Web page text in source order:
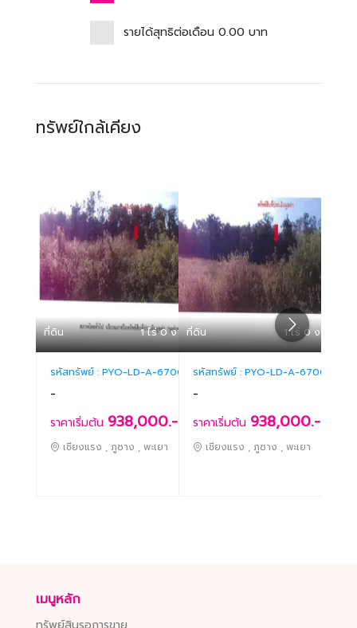
รายได้สุทธิต่อเดือน 0.00 บาท
ทรัพย์ใกล้เคียง
ที่ดิน 1 ไร่ 0 งาน 86 ตร.ว
รหัสทรัพย์ : PYO-LD-A-670004
-
ราคาเริ่มต้น 938,000.-
เชียงแรง , ภูซาง , พะเยา
ที่ดิน 1 ไร่ 0 งาน 85
รหัสทรัพย์ : PYO-LD-A-670005
-
ราคาเริ่มต้น 938,000.-
เชียงแรง , ภูซาง , พะเยา
เมนูหลัก